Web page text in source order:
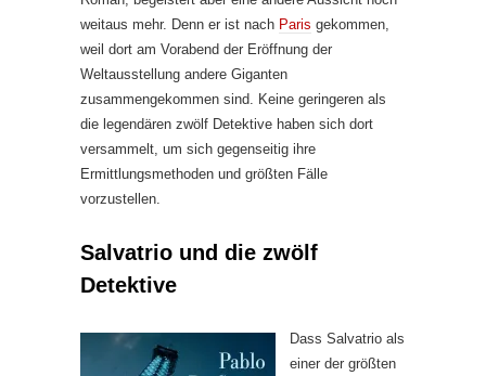
weitaus mehr. Denn er ist nach Paris gekommen,
weil dort am Vorabend der Eröffnung der
Weltausstellung andere Giganten
zusammengekommen sind. Keine geringeren als
die legendären zwölf Detektive haben sich dort
versammelt, um sich gegenseitig ihre
Ermittlungsmethoden und größten Fälle
vorzustellen.
Salvatrio und die zwölf
Detektive
Dass Salvatrio als
einer der größten